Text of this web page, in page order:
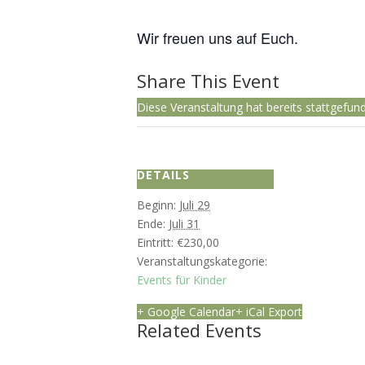
Wir freuen uns auf Euch.
Share This Event
Diese Veranstaltung hat bereits
DETAILS
Beginn: Juli 29
Ende: Juli 31
Eintritt: €230,00
Veranstaltungskategorie:
Events für Kinder
+ Google Calendar+ iCal Export
Related Events